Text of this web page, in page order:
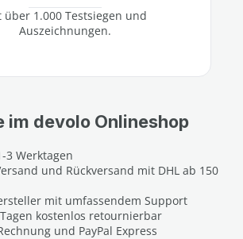
über 1.000 Testsiegen und
Auszeichnungen.
im devolo Onlineshop
3 Werktagen
und Rückversand mit DHL ab 150
mit umfassendem Support
kostenlos retournierbar
und PayPal Express